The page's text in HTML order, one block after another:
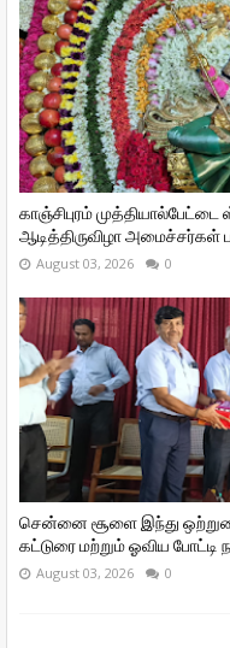
காஞ்சிபுரம்
ஆடித்திருவிழா அமைச்சர்கள்
August 03, 2026 0
சென்னை சூளை இந்து
கட்டுரை மற்றும் ஓவிய போட்டி
August 03, 2026 0